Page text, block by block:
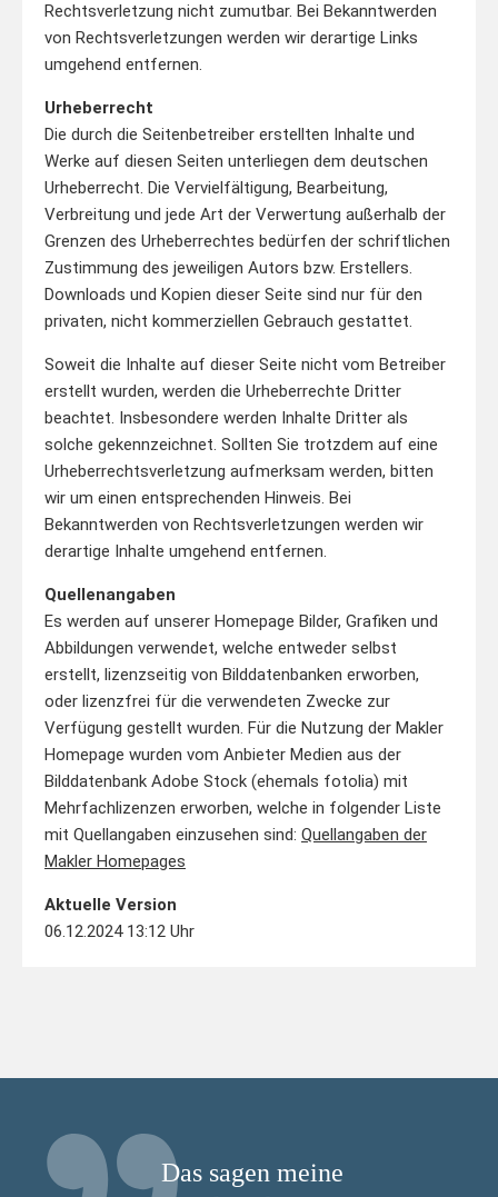
Rechtsverletzung nicht zumutbar. Bei Bekanntwerden
von Rechtsverletzungen werden wir derartige Links
umgehend entfernen.
Urheberrecht
Die durch die Seitenbetreiber erstellten Inhalte und
Werke auf diesen Seiten unterliegen dem deutschen
Urheberrecht. Die Vervielfältigung, Bearbeitung,
Verbreitung und jede Art der Verwertung außerhalb der
Grenzen des Urheberrechtes bedürfen der schriftlichen
Zustimmung des jeweiligen Autors bzw. Erstellers.
Downloads und Kopien dieser Seite sind nur für den
privaten, nicht kommerziellen Gebrauch gestattet.
Soweit die Inhalte auf dieser Seite nicht vom Betreiber
erstellt wurden, werden die Urheberrechte Dritter
beachtet. Insbesondere werden Inhalte Dritter als
solche gekennzeichnet. Sollten Sie trotzdem auf eine
Urheberrechtsverletzung aufmerksam werden, bitten
wir um einen entsprechenden Hinweis. Bei
Bekanntwerden von Rechtsverletzungen werden wir
derartige Inhalte umgehend entfernen.
Quellenangaben
Es werden auf unserer Homepage Bilder, Grafiken und
Abbildungen verwendet, welche entweder selbst
erstellt, lizenzseitig von Bilddatenbanken erworben,
oder lizenzfrei für die verwendeten Zwecke zur
Verfügung gestellt wurden. Für die Nutzung der Makler
Homepage wurden vom Anbieter Medien aus der
Bilddatenbank Adobe Stock (ehemals fotolia) mit
Mehrfachlizenzen erworben, welche in folgender Liste
mit Quellangaben einzusehen sind: Quellangaben der
Makler Homepages
Aktuelle Version
06.12.2024 13:12 Uhr
Das sagen meine